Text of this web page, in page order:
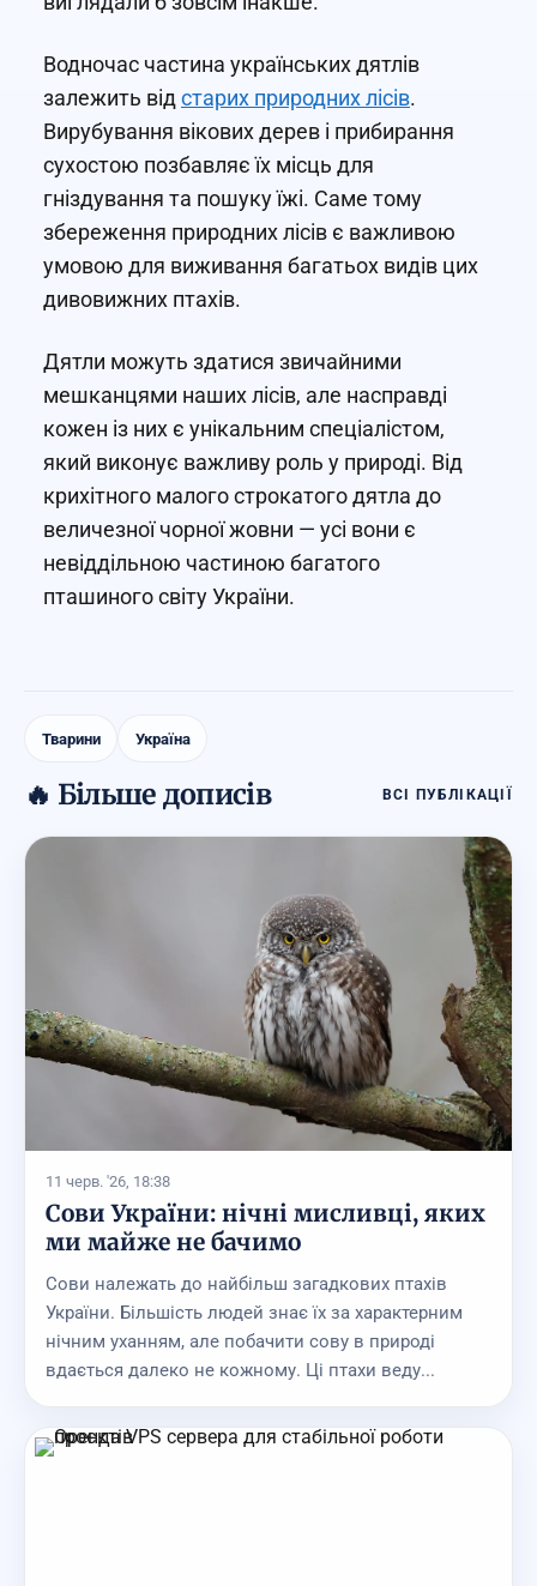
Водночас частина українських дятлів
залежить відстарих природних лісів.
Вирубування вікових дерев і прибирання
сухостою позбавляє їх місць для
гніздування та пошуку їжі. Саме тому
збереження природних лісів є важливою
умовою для виживання багатьох видів цих
дивовижних птахів.
Дятли можуть здатися звичайними
мешканцями наших лісів, але насправді
кожен із них є унікальним спеціалістом,
який виконує важливу роль у природі. Від
крихітного малого строкатого дятла до
величезної чорної жовни — усі вони є
невіддільною частиною багатого
пташиного світу України.
Тварини Україна
🔥 Більше дописів ВСІ ПУБЛІКАЦІЇ
11 черв. '26, 18:38
Сови України: нічні мисливці, яких
ми майже не бачимо
Сови належать до найбільш загадкових птахів
України. Більшість людей знає їх за характерним
нічним уханням, але побачити сову в природі
вдається далеко не кожному. Ці птахи веду...